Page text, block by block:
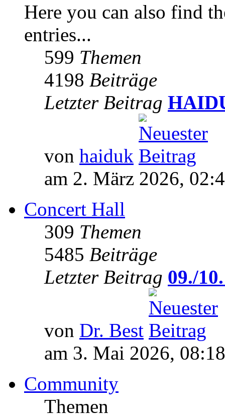
Here you can also find
entries...
599 Themen
4198 Beiträge
Letzter Beitrag
von haiduk
am 2. März 2026,
Concert Hall
309 Themen
5485 Beiträge
Letzter Beitrag 09./
von Dr. Best
am 3. Mai 2026, 08:18
Community
Themen